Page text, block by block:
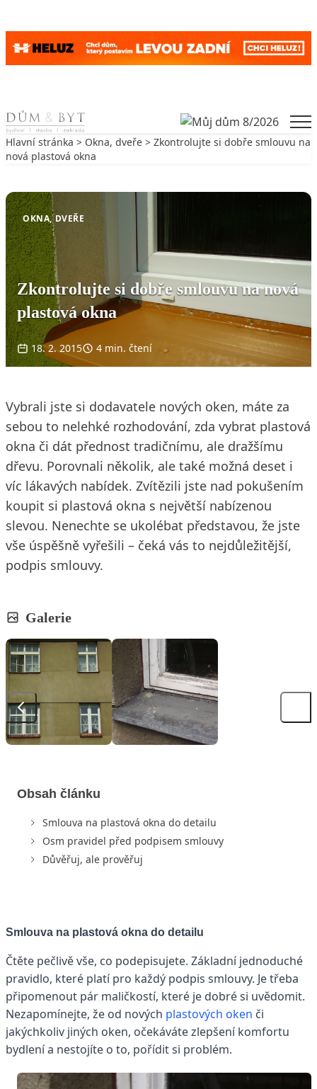
Skip to content
Hlavní stránka > Okna, dveře > Zkontrolujte si dobře smlouvu na
nová plastová okna
OKNA, DVEŘE
Zkontrolujte si dobře smlouvu na nová
plastová okna
18. 2. 2015 4 min. čtení
Vybrali jste si dodavatele nových oken, máte za
sebou to nelehké rozhodování, zda vybrat plastová
okna či dát přednost tradičnímu, ale dražšímu
dřevu. Porovnali několik, ale také možná deset i
víc lákavých nabídek. Zvítězili jste nad pokušením
koupit si plastová okna s největší nabízenou
slevou. Nenechte se ukolébat představou, že jste
vše úspěšně vyřešili – čeká vás to nejdůležitější,
podpis smlouvy.
Galerie
Obsah článku
Smlouva na plastová okna do detailu
Osm pravidel před podpisem smlouvy
Důvěřuj, ale prověřuj
Smlouva na plastová okna do detailu
Čtěte pečlivě vše, co podepisujete. Základní jednoduché
pravidlo, které platí pro každý podpis smlouvy. Je třeba
připomenout pár maličkostí, které je dobré si uvědomit.
Nezapomínejte, že od nových plastových oken či
jakýchkoliv jiných oken, očekáváte zlepšení komfortu
bydlení a nestojíte o to, pořídit si problém.